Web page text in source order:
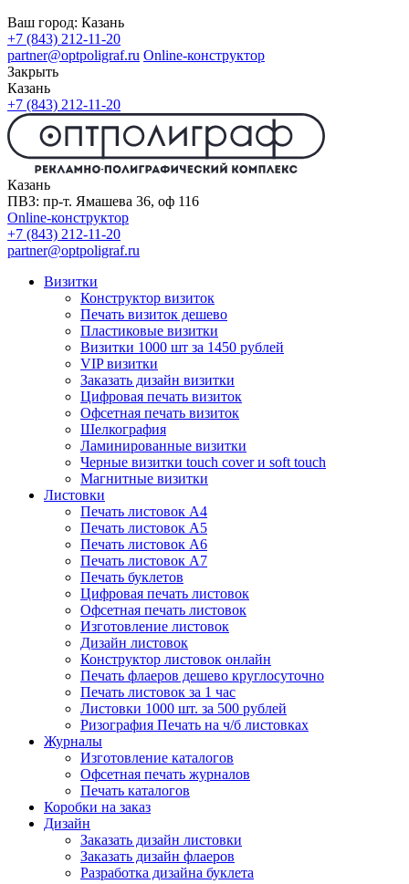
Ваш город: Казань
+7 (843) 212-11-20
partner@optpoligraf.ru Online-конструктор
Закрыть
Казань
+7 (843) 212-11-20
Казань
ПВЗ: пр-т. Ямашева 36, оф 116
Online-конструктор
+7 (843) 212-11-20
partner@optpoligraf.ru
Визитки
Конструктор визиток
Печать визиток дешево
Пластиковые визитки
Визитки 1000 шт за 1450 рублей
VIP визитки
Заказать дизайн визитки
Цифровая печать визиток
Офсетная печать визиток
Шелкография
Ламинированные визитки
Черные визитки touch cover и soft touch
Магнитные визитки
Листовки
Печать листовок А4
Печать листовок А5
Печать листовок А6
Печать листовок А7
Печать буклетов
Цифровая печать листовок
Офсетная печать листовок
Изготовление листовок
Дизайн листовок
Конструктор листовок онлайн
Печать флаеров дешево круглосуточно
Печать листовок за 1 час
Листовки 1000 шт. за 500 рублей
Ризография Печать на ч/б листовках
Журналы
Изготовление каталогов
Офсетная печать журналов
Печать каталогов
Коробки на заказ
Дизайн
Заказать дизайн листовки
Заказать дизайн флаеров
Разработка дизайна буклета